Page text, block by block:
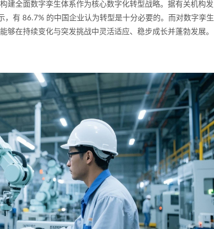
建全面数字孪生体系作为核心数字化转型战略。据有关机构发
有 86.7% 的中国企业认为转型是十分必要的。而对数字孪生
在持续变化与突发挑战中灵活适应、稳步成长并蓬勃发展。